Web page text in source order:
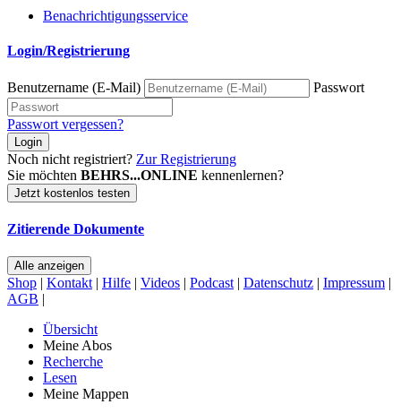
Benachrichtigungsservice
Login/Registrierung
Benutzername (E-Mail) Passwort
Passwort vergessen?
Login
Noch nicht registriert? Zur Registrierung
Sie möchten BEHRS...ONLINE kennenlernen?
Jetzt kostenlos testen
Zitierende Dokumente
Alle anzeigen
Shop | Kontakt | Hilfe | Videos | Podcast | Datenschutz | Impressum |
AGB |
Übersicht
Meine Abos
Recherche
Lesen
Meine Mappen